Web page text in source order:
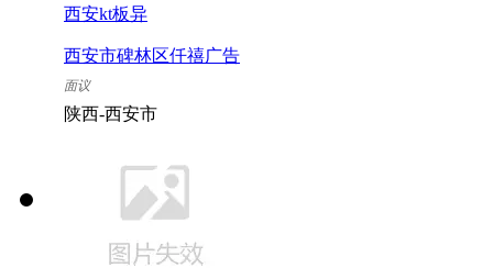
西安kt板异
西安市碑林区仟禧广告
装潢部
面议
陕西-西安市